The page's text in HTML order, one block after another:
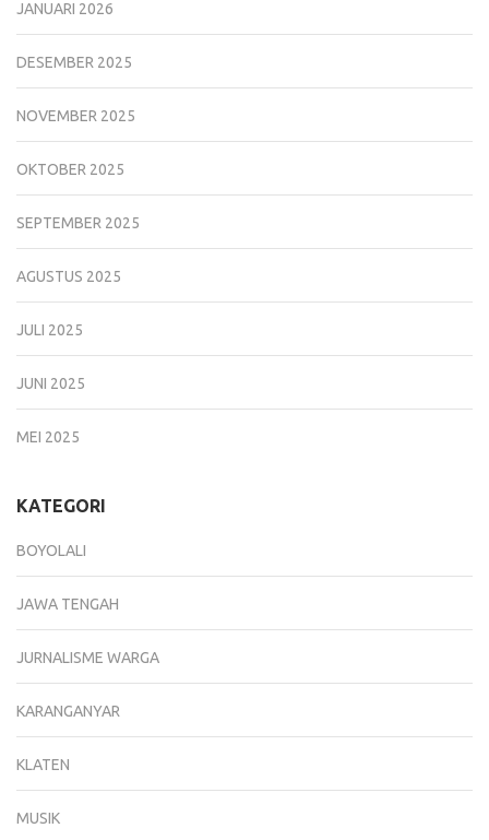
JANUARI 2026
DESEMBER 2025
NOVEMBER 2025
OKTOBER 2025
SEPTEMBER 2025
AGUSTUS 2025
JULI 2025
JUNI 2025
MEI 2025
KATEGORI
BOYOLALI
JAWA TENGAH
JURNALISME WARGA
KARANGANYAR
KLATEN
MUSIK